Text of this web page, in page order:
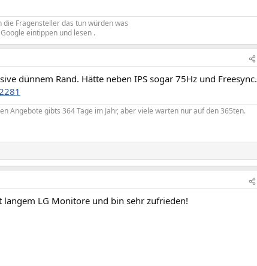
Fragensteller das tun würden was
eintippen und lesen .
dünnem Rand. Hätte neben IPS sogar 75Hz und Freesync.
Angebote gibts 364 Tage im Jahr, aber viele warten nur auf den 365ten.
langem LG Monitore und bin sehr zufrieden!